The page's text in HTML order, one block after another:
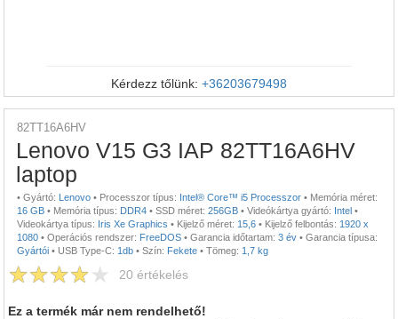
Kérdezz tőlünk: +36203679498
82TT16A6HV
Lenovo V15 G3 IAP 82TT16A6HV
laptop
• Gyártó: Lenovo • Processzor típus: Intel® Core™ i5 Processzor • Memória méret:
16 GB • Memória típus: DDR4 • SSD méret: 256GB • Videókártya gyártó: Intel •
Videokártya típus: Iris Xe Graphics • Kijelző méret: 15,6 • Kijelző felbontás: 1920 x
1080 • Operációs rendszer: FreeDOS • Garancia időtartam: 3 év • Garancia típusa:
Gyártói • USB Type-C: 1db • Szín: Fekete • Tömeg: 1,7 kg
20 értékelés
Ez a termék már nem rendelhető!